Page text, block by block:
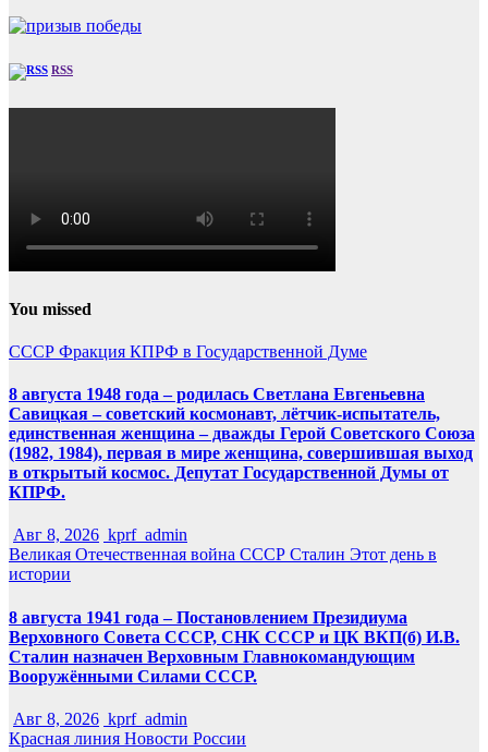
RSS
You missed
СССР Фракция КПРФ в Государственной Думе
8 августа 1948 года – родилась Светлана Евгеньевна
Савицкая – советский космонавт, лётчик-испытатель,
единственная женщина – дважды Герой Советского Союза
(1982, 1984), первая в мире женщина, совершившая выход
в открытый космос. Депутат Государственной Думы от
КПРФ.
Авг 8, 2026 kprf_admin
Великая Отечественная война СССР Сталин Этот день в
истории
8 августа 1941 года – Постановлением Президиума
Верховного Совета СССР, СНК СССР и ЦК ВКП(б) И.В.
Сталин назначен Верховным Главнокомандующим
Вооружёнными Силами СССР.
Авг 8, 2026 kprf_admin
Красная линия Новости России